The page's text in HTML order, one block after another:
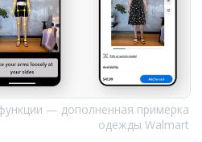
— дополненная примерка
одежды Walmart